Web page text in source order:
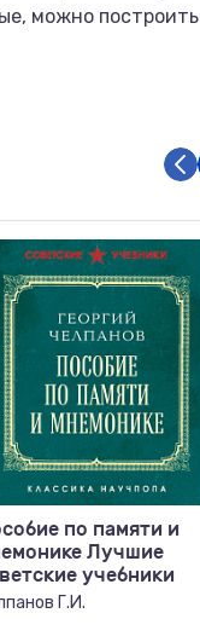
можно построить
по памяти и
Лучшие
учебники
Г.И.